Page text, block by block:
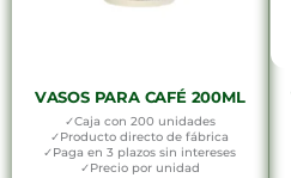
VASOS PARA CAFÉ 200ML
✓Caja con 200 unidades
✓Producto directo de fábrica
✓Paga en 3 plazos sin intereses
✓Precio por unidad